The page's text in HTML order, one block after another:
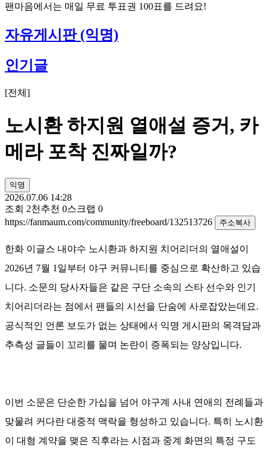
팬마음에서는 매일 무료 투표권 100표를 드려요!
자유게시판 (익명)
인기글
[전체 ]
노시환 하지원 열애설 증거, 카
메라 포착 진짜일까?
익명
2026.07.06 14:28
조회 2천 추천 0스크랩 0
https://fanmaum.com/community/freeboard/132513726
주소복사
한화 이글스 내야수 노시환과 하지원 치어리더의 열애설이
2026년 7월 1일부터 야구 커뮤니티를 중심으로 확산하고 있습
니다. 소문의 당사자들은 같은 구단 소속의 스타 선수와 인기
치어리더라는 점에서 팬들의 시선을 단숨에 사로잡았는데요.
공식적인 언론 보도가 없는 상태에서 익명 게시판의 목격담과
추측성 글들이 꼬리를 물며 논란이 증폭되는 양상입니다.
이번 소문은 단순한 가십을 넘어 야구계 사내 연애의 전례들과
맞물려 커다란 대중적 맥락을 형성하고 있습니다. 특히 노시환
이 대형 계약을 맺은 직후라는 시점과 중계 화면의 특정 구도